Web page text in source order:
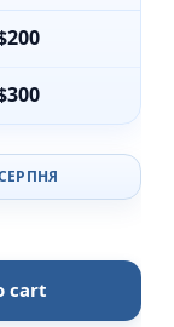
- Stone
cart